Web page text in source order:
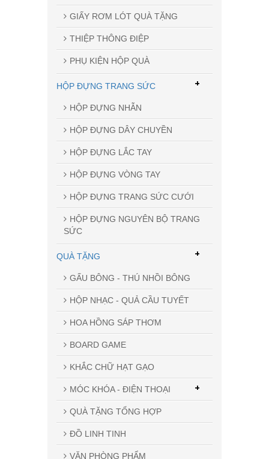
GIẤY RƠM LÓT QUÀ TẶNG
THIỆP THÔNG ĐIỆP
PHỤ KIỆN HỘP QUÀ
HỘP ĐỰNG TRANG SỨC
HỘP ĐỰNG NHẪN
HỘP ĐỰNG DÂY CHUYỀN
HỘP ĐỰNG LẮC TAY
HỘP ĐỰNG VÒNG TAY
HỘP ĐỰNG TRANG SỨC CƯỚI
HỘP ĐỰNG NGUYÊN BỘ TRANG
SỨC
+
QUÀ TẶNG
GẤU BÔNG - THÚ NHỒI BÔNG
HỘP NHẠC - QUẢ CẦU TUYẾT
HOA HỒNG SÁP THƠM
BOARD GAME
KHẮC CHỮ HẠT GẠO
MÓC KHÓA - ĐIỆN THOẠI +
QUÀ TẶNG TỔNG HỢP
ĐỒ LINH TINH
VĂN PHÒNG PHẨM
+